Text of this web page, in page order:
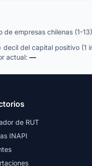
empresas chilenas (1-
del capital positivo (1
actual: —
de RUT
INAPI